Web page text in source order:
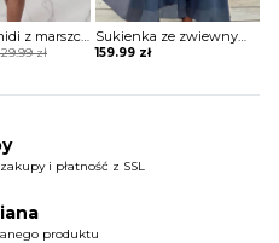
Sukienka midi z marszczeniem na brzuchu i falbaną
zł
Sukienka ze zwiewnym dołem i koronkową górą
159.99 zł
i płatność z SSL
produktu